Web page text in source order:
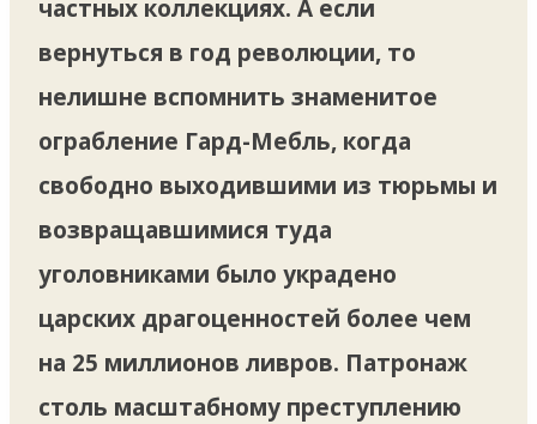
частных коллекциях. А если
вернуться в год революции, то
нелишне вспомнить знаменитое
ограбление Гард-Мебль, когда
свободно выходившими из тюрьмы и
возвращавшимися туда
уголовниками было украдено
царских драгоценностей более чем
на 25 миллионов ливров. Патронаж
столь масштабному преступлению